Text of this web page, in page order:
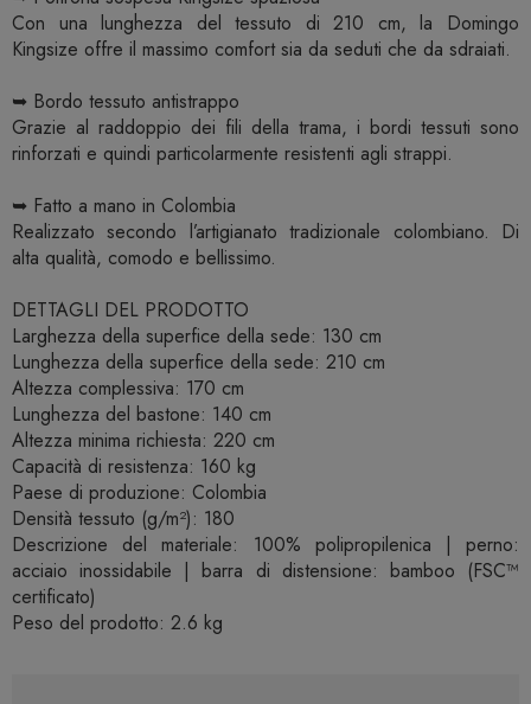
Con una lunghezza del tessuto di 210 cm, la Domingo
Kingsize offre il massimo comfort sia da seduti che da sdraiati.
➥ Bordo tessuto antistrappo
Grazie al raddoppio dei fili della trama, i bordi tessuti sono
rinforzati e quindi particolarmente resistenti agli strappi.
➥ Fatto a mano in Colombia
Realizzato secondo l’artigianato tradizionale colombiano. Di
alta qualità, comodo e bellissimo.
DETTAGLI DEL PRODOTTO
Larghezza della superfice della sede: 130 cm
Lunghezza della superfice della sede: 210 cm
Altezza complessiva: 170 cm
Lunghezza del bastone: 140 cm
Altezza minima richiesta: 220 cm
Capacità di resistenza: 160 kg
Paese di produzione: Colombia
Densità tessuto (g/m²): 180
Descrizione del materiale: 100% polipropilenica | perno:
acciaio inossidabile | barra di distensione: bamboo (FSC™
certificato)
Peso del prodotto: 2.6 kg